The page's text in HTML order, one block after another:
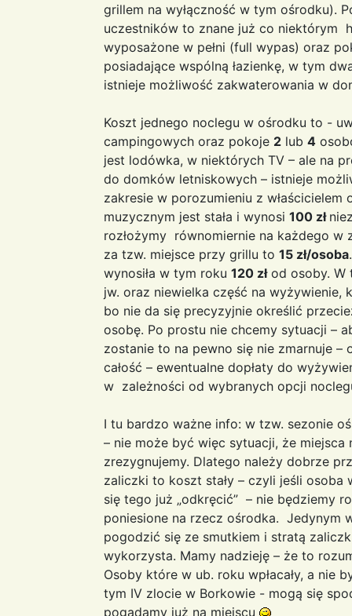
grillem na wyłączność w tym ośrodku).
uczestników to znane już co niektórym
wyposażone w pełni (full wypas) oraz
posiadające wspólną łazienkę, w tym
istnieje możliwość zakwaterowania w
Koszt jednego noclegu w ośrodku to -
campingowych oraz pokoje 2 lub 4
jest lodówka, w niektórych TV – ale na
do domków letniskowych – istnieje
zakresie w porozumieniu z właścicielem
muzycznym jest stała i wynosi 100 zł
rozłożymy równomiernie na każdego w
za tzw. miejsce przy grillu to 15 zł/osoba
wynosiła w tym roku 120 złod osoby. W
jw. oraz niewielka część na
bo nie da się precyzyjnie określić
osobę. Po prostu nie chcemy sytuacji –
zostanie to na pewno się nie zmarnuje
całość – ewentualne dopłaty do
w zależności od wybranych opcji
I tu bardzo ważne info: w tzw. sezonie
– nie może być więc sytuacji, że
zrezygnujemy. Dlatego należy dobrze
zaliczki to koszt stały – czyli jeśli osoba
się tego już „odkręcić” – nie będziemy
poniesione na rzecz ośrodka. Jedynym
pogodzić się ze smutkiem i stratą
wykorzysta. Mamy nadzieję – że to
Osoby które w ub. roku wpłacały, a nie
tym IV zlocie w Borkowie - mogą się
pogadamy już na miejscu